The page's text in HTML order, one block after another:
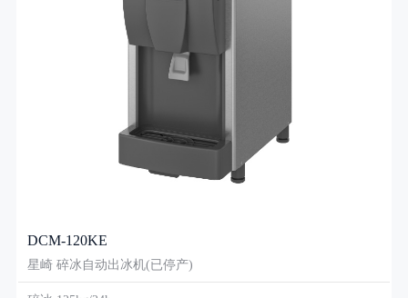
DCM-120KE
星崎 碎冰自动出冰机(已停产)